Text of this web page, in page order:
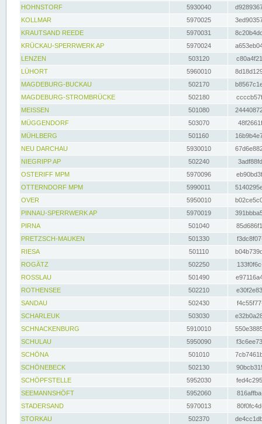
HOHNSTORF
5930040
KOLLMAR
5970025
KRAUTSAND REEDE
5970031
KRÜCKAU-SPERRWERK AP
5970024
LENZEN
503120
LÜHORT
5960010
MAGDEBURG-BUCKAU
502170
MAGDEBURG-STROMBRÜCKE
502180
MEISSEN
501080
MÜGGENDORF
503070
MÜHLBERG
501160
NEU DARCHAU
5930010
NIEGRIPP AP
502240
OSTERIFF MPM
5970096
OTTERNDORF MPM
5990011
OVER
5950010
PINNAU-SPERRWERK AP
5970019
PIRNA
501040
PRETZSCH-MAUKEN
501330
RIESA
501110
ROGÄTZ
502250
ROSSLAU
501490
ROTHENSEE
502210
SANDAU
502430
SCHARLEUK
503030
SCHNACKENBURG
5910010
SCHULAU
5950090
SCHÖNA
501010
SCHÖNEBECK
502130
SCHÖPFSTELLE
5952030
SEEMANNSHÖFT
5952060
STADERSAND
5970013
STORKAU
502370